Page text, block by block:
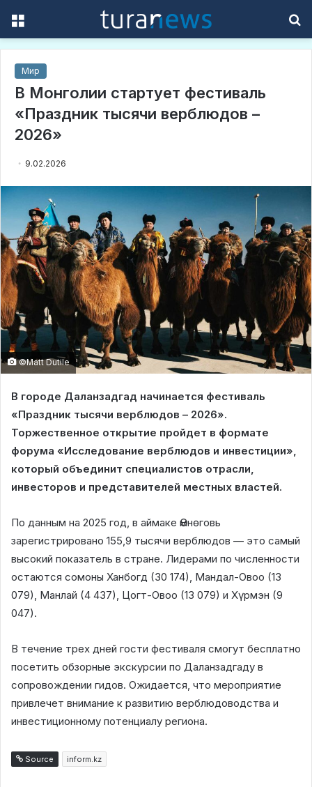
Мир
В Монголии стартует фестиваль
«Праздник тысячи верблюдов –
2026»
9.02.2026
©Matt Dutile
В городе Даланзадгад начинается фестиваль
«Праздник тысячи верблюдов – 2026».
Торжественное открытие пройдет в формате
форума «Исследование верблюдов и инвестиции»,
который объединит специалистов отрасли,
инвесторов и представителей местных властей.
По данным на 2025 год, в аймаке Өмнөговь
зарегистрировано 155,9 тысячи верблюдов — это самый
высокий показатель в стране. Лидерами по численности
остаются сомоны Ханбогд (30 174), Мандал-Овоо (13
079), Манлай (4 437), Цогт-Овоо (13 079) и Хүрмэн (9
047).
В течение трех дней гости фестиваля смогут бесплатно
посетить обзорные экскурсии по Даланзадгаду в
сопровождении гидов. Ожидается, что мероприятие
привлечет внимание к развитию верблюдоводства и
инвестиционному потенциалу региона.
Source inform.kz